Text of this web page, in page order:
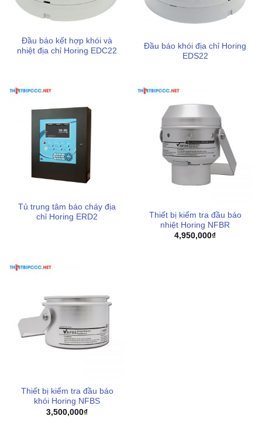
Đầu báo kết hợp khói và
nhiệt địa chỉ Horing EDC22
Đầu báo khói địa chỉ Horing
EDS22
Tủ trung tâm báo cháy địa
chỉ Horing ERD2
Thiết bị kiểm tra đầu báo
nhiệt Horing NFBR
4,950,000₫
Thiết bị kiểm tra đầu báo
khói Horing NFBS
3,500,000₫